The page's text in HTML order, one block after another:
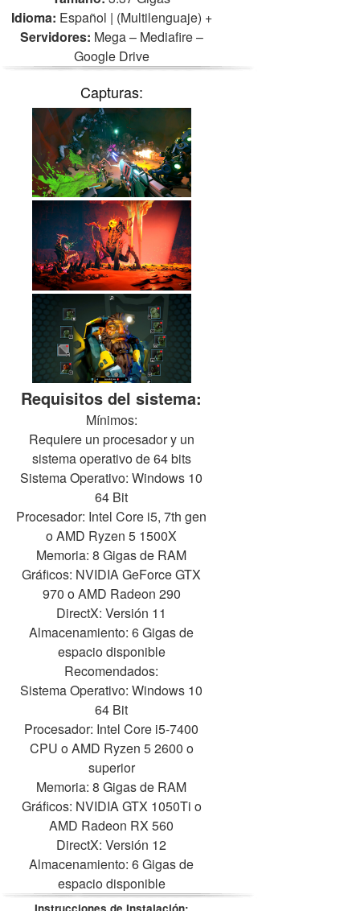
Idioma: Español | (Multilenguaje) +
Servidores: Mega – Mediafire –
Google Drive
Capturas:
Requisitos del sistema:
Mínimos:
Requiere un procesador y un
sistema operativo de 64 bits
Sistema Operativo: Windows 10
64 Bit
Procesador: Intel Core i5, 7th gen
o AMD Ryzen 5 1500X
Memoria: 8 Gigas de RAM
Gráficos: NVIDIA GeForce GTX
970 o AMD Radeon 290
DirectX: Versión 11
Almacenamiento: 6 Gigas de
espacio disponible
Recomendados:
Sistema Operativo: Windows 10
64 Bit
Procesador: Intel Core i5-7400
CPU o AMD Ryzen 5 2600 o
superior
Memoria: 8 Gigas de RAM
Gráficos: NVIDIA GTX 1050Ti o
AMD Radeon RX 560
DirectX: Versión 12
Almacenamiento: 6 Gigas de
espacio disponible